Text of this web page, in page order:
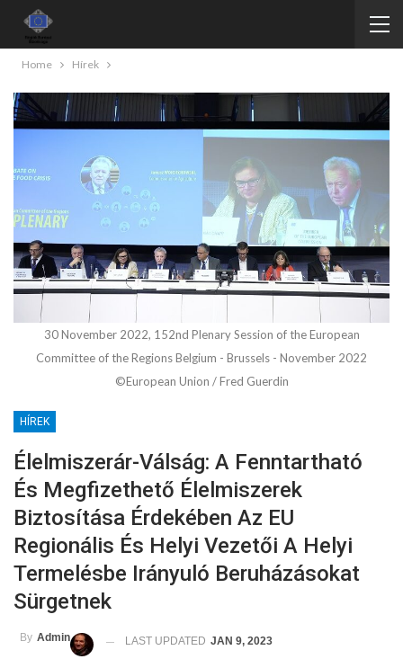
Home Hírek
30 November 2022, 152nd Plenary Session of the European
Committee of the Regions Belgium - Brussels - November 2022
©European Union / Fred Guerdin
HÍREK
Élelmiszerár-Válság: A Fenntartható
És Megfizethető Élelmiszerek
Biztosítása Érdekében Az EU
Regionális És Helyi Vezetői A Helyi
Termelésbe Irányuló Beruházásokat
Sürgetnek
By Admin LAST UPDATED JAN 9, 2023